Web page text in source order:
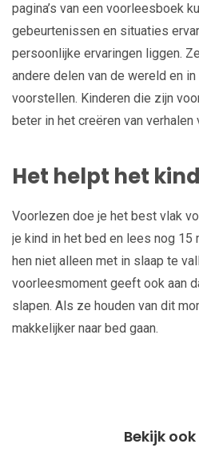
pagina’s van een voorleesboek
gebeurtenissen en situaties
persoonlijke ervaringen liggen.
andere delen van de wereld en in
voorstellen. Kinderen die zijn
beter in het creëren van
Het helpt het
Voorlezen doe je het best vlak
je kind in het bed en lees nog 15
hen niet alleen met in slaap te
voorleesmoment geeft ook aan
slapen. Als ze houden van dit
makkelijker naar bed gaan.
Bekijk